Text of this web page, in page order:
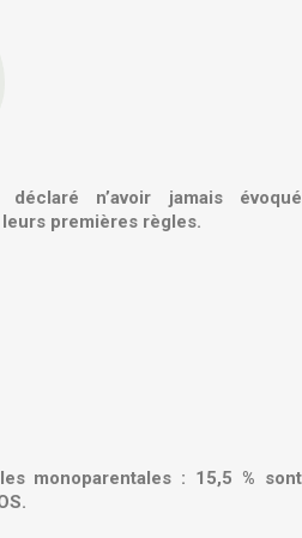
n’avoir jamais évoqué
premières règles.
monoparentales : 15,5 % sont